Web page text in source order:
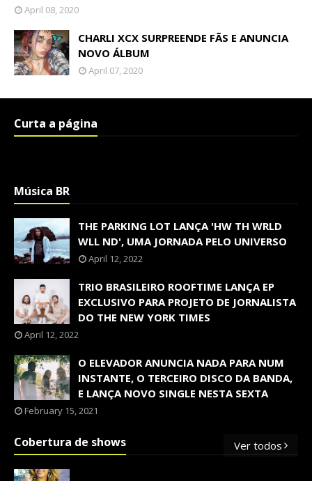
April 08, 2020
CHARLI XCX SURPREENDE FÃS E ANUNCIA
NOVO ÁLBUM
April 07, 2020
Curta a página
Música BR
THE PARKING LOT LANÇA 'HW TH WRLD
WLL ND', UMA JORNADA PELO UNIVERSO
April 12, 2022
TRIO BRASILEIRO ROOFTIME LANÇA EP
EXCLUSIVO PARA PROJETO DE JORNALISTA
DO THE NEW YORK TIMES
April 12, 2022
O ELEVADOR ANUNCIA NADA PARA NUM
INSTANTE, O TERCEIRO DISCO DA BANDA,
E LANÇA NOVO SINGLE NESTA SEXTA
February 15, 2021
Cobertura de shows Ver todos